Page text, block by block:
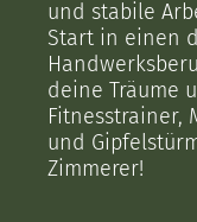
und stabile
Start in einen
deine Träume
Fitnesstrainer,
und
Zimmerer!